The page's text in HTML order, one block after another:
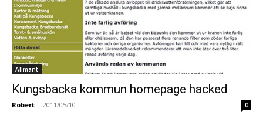
Allmänt
Kungsbacka kommun homepage hacked
Robert - 2011/05/10 0